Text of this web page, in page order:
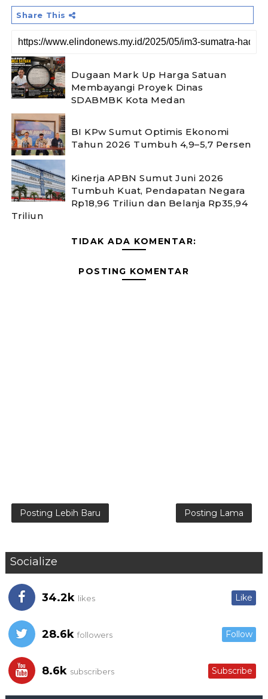
Share This
Dugaan Mark Up Harga Satuan
Membayangi Proyek Dinas
SDABMBK Kota Medan
BI KPw Sumut Optimis Ekonomi
Tahun 2026 Tumbuh 4,9–5,7 Persen
Kinerja APBN Sumut Juni 2026
Tumbuh Kuat, Pendapatan Negara
Rp18,96 Triliun dan Belanja Rp35,94
Triliun
TIDAK ADA KOMENTAR:
POSTING KOMENTAR
Posting Lebih Baru Posting Lama
Socialize
34.2k likes Like
28.6k followers Follow
8.6k subscribers Subscribe